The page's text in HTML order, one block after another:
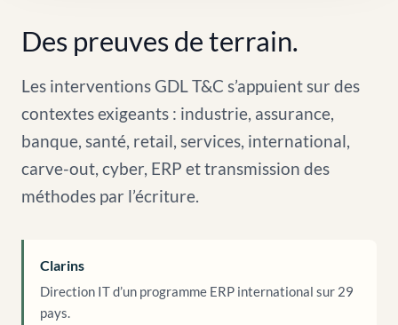
Des preuves de terrain.
Les interventions GDL T&C s’appuient sur des
contextes exigeants : industrie, assurance,
banque, santé, retail, services, international,
carve-out, cyber, ERP et transmission des
méthodes par l’écriture.
Clarins
Direction IT d’un programme ERP international sur 29
pays.